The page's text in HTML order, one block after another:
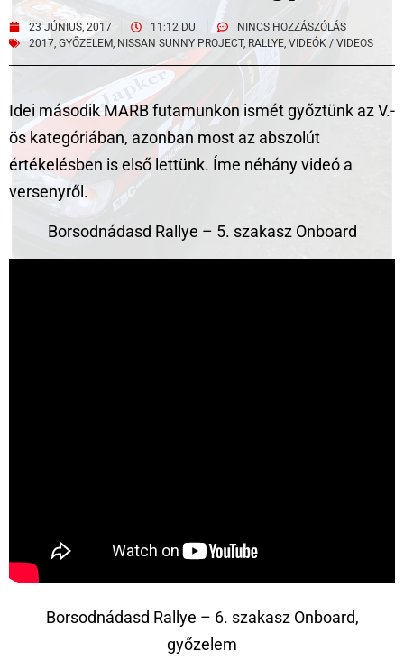
23 JÚNIUS, 2017 11:12 DU.
NINCS HOZZÁSZÓLÁS
2017, GYŐZELEM, NISSAN SUNNY PROJECT, RALLYE, VIDEÓK / VIDEOS
Idei második MARB futamunkon ismét győztünk az V.-
ös kategóriában, azonban most az abszolút
értékelésben is első lettünk. Íme néhány videó a
versenyről.
Borsodnádasd Rallye – 5. szakasz Onboard
Borsodnádasd Rallye – 6. szakasz Onboard,
győzelem